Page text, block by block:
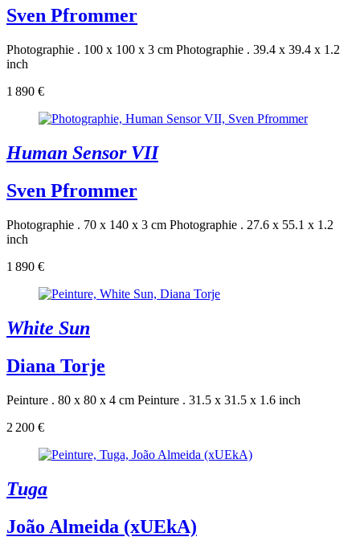
Sven Pfrommer
Photographie . 100 x 100 x 3 cm Photographie . 39.4 x 39.4 x 1.2
inch
1 890 €
Human Sensor VII
Sven Pfrommer
Photographie . 70 x 140 x 3 cm Photographie . 27.6 x 55.1 x 1.2
inch
1 890 €
White Sun
Diana Torje
Peinture . 80 x 80 x 4 cm Peinture . 31.5 x 31.5 x 1.6 inch
2 200 €
Tuga
João Almeida (xUEkA)